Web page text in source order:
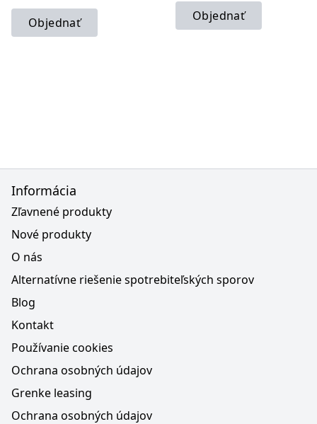
Objednať
Objednať
Informácia
Zľavnené produkty
Nové produkty
O nás
Alternatívne riešenie spotrebiteľských sporov
Blog
Kontakt
Používanie cookies
Ochrana osobných údajov
Grenke leasing
Ochrana osobných údajov